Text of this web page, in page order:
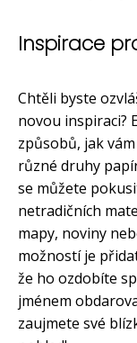
Inspirace
Chtěli byste
novou inspiraci?
způsobů, jak
různé druhy
se můžete
netradičních
mapy, noviny
možností je
že ho ozdobíte
jménem
zaujmete své